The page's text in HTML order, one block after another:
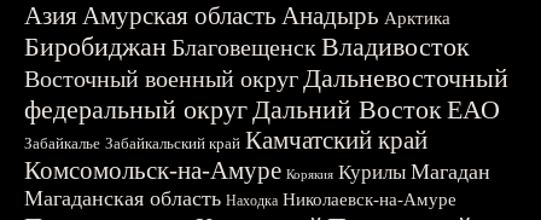
АзияАмурская область Анадырь Арктика
БиробиджанБлаговещенскВладивосток
Восточный военный округДальневосточный
федеральный округДальний ВостокЕАО
Забайкалье Забайкальский край Камчатский край
Комсомольск-на-Амуре Корякия Курилы Магадан
Магаданская область Находка Николаевск-на-Амуре